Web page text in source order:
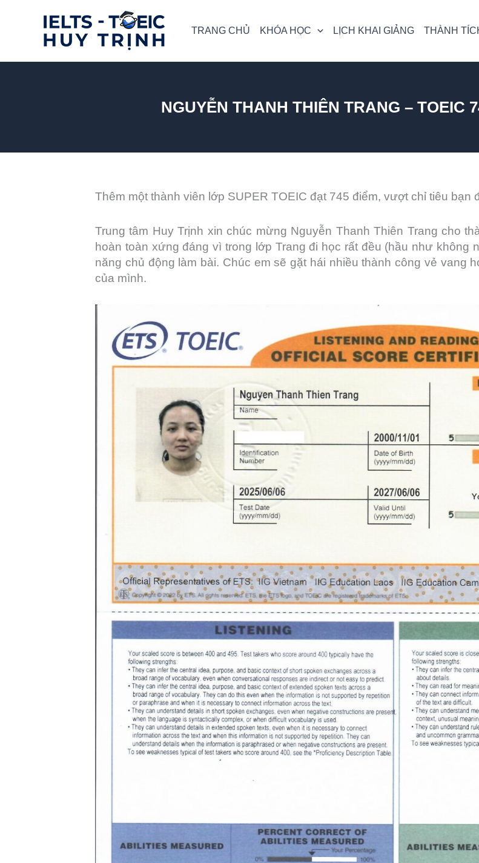
TRANG CHỦ KHÓA HỌC LỊCH KHAI GIẢNG THÀNH
NGUYỄN THANH THIÊN TRANG – TOEIC
Thêm một thành viên lớp SUPER TOEIC đạt 745 điểm, vượt chỉ tiêu bạn
Trung tâm Huy Trịnh xin chúc mừng Nguyễn Thanh Thiên Trang cho
hoàn toàn xứng đáng vì trong lớp Trang đi học rất đều (hầu như không
năng chủ động làm bài. Chúc em sẽ gặt hái nhiều thành công vẻ vang
của mình.